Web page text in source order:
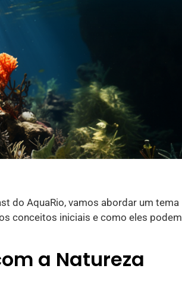
do AquaRio, vamos abordar um tema
conceitos iniciais e como eles podem
a Natureza